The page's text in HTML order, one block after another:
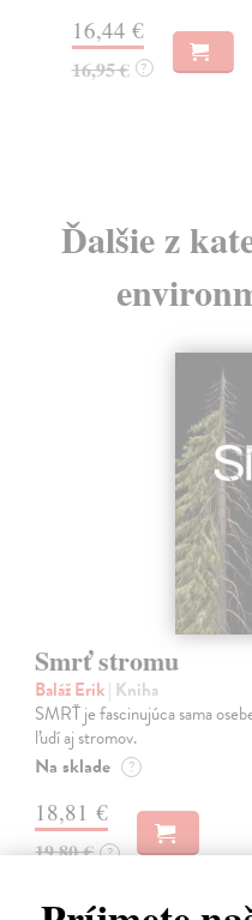
16,44 €
16,95 € ?
Ďalšie z
Smrť stromu
Baláž Erik| Kniha
SMRŤ je fascinujúca sama
ľudí aj stromov.
Na sklade ?
18,81 €
19,80 € ?